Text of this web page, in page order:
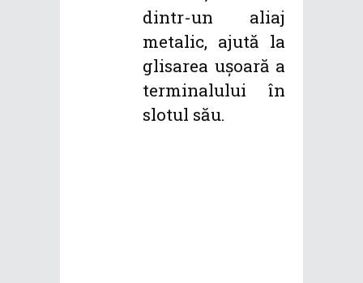
dintr-un aliaj
metalic, ajută la
glisarea ușoară a
terminalului în
slotul său.